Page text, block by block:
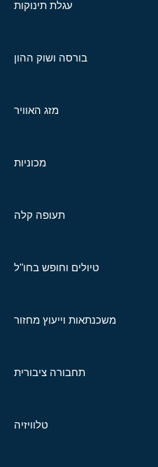
עגלת תינוקות
בורסה ושוק ההון
מזג האוויר
מכוניות
תעופה קלה
טיולים וחופש בחו"ל
משכנתאות וייעוץ מחזור
תחבורה ציבורית
טלוויזיה